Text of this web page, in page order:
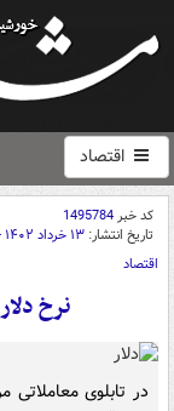
اقتصاد
کد خبر1495784
تاریخ انتشار: ۱۳ خرداد ۱۴۰۲ - ۱۱:۳۳
اقتصاد
نرخ